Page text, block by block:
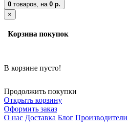
0 товаров, на 0 р.
×
Корзина покупок
В корзине пусто!
Продолжить покупки
Открыть корзину
Оформить заказ
О нас Доставка Блог Производители